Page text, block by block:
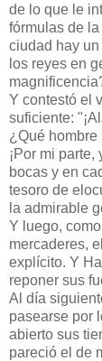
de lo que le
fórmulas de
ciudad hay
los reyes en
Y contestó el
suficiente:
¿Qué
¡Por mi
bocas y en
tesoro de
la admirable
Y luego,
mercaderes,
explícito. Y
reponer sus
Al día
pasearse por
abierto sus
pareció el de